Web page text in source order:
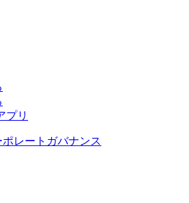
プリ
レートガバナンス